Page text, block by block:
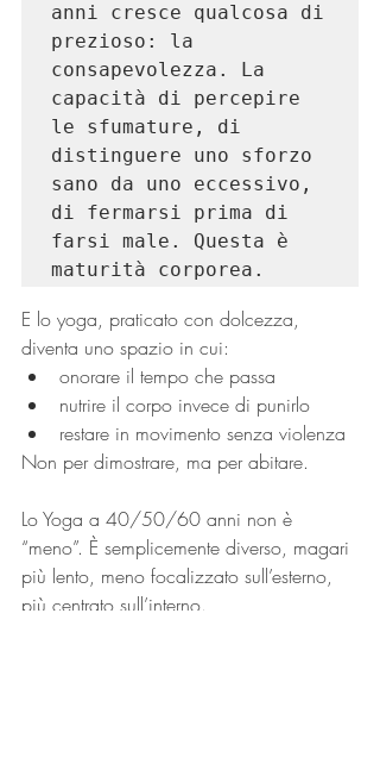
anni cresce qualcosa di
prezioso: la
consapevolezza. La
capacità di percepire
le sfumature, di
distinguere uno sforzo
sano da uno eccessivo,
di fermarsi prima di
farsi male. Questa è
maturità corporea.
E lo yoga, praticato con dolcezza,
diventa uno spazio in cui:
onorare il tempo che passa
nutrire il corpo invece di punirlo
restare in movimento senza violenza
Non per dimostrare, ma per abitare.
Lo Yoga a 40/50/60 anni non è
“meno”. È semplicemente diverso, magari
più lento, meno focalizzato sull’esterno,
più centrato sull’interno.